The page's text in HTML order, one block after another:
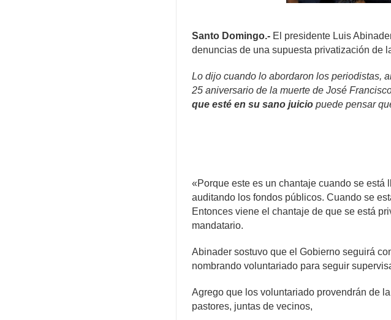
Santo Domingo.- El presidente Luis
denuncias de una supuesta privatización de
Lo dijo cuando lo abordaron los periodistas,
25 aniversario de la muerte de José
que esté en su sano juicio puede pensar
«Porque este es un chantaje cuando se
auditando los fondos públicos. Cuando se
Entonces viene el chantaje de que se está
mandatario.
Abinader sostuvo que el Gobierno seguirá
nombrando voluntariado para seguir
Agrego que los voluntariado provendrán de
pastores, juntas de vecinos,